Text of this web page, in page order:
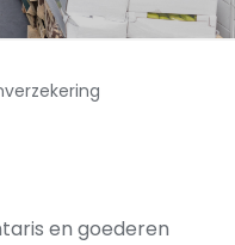
en goederen